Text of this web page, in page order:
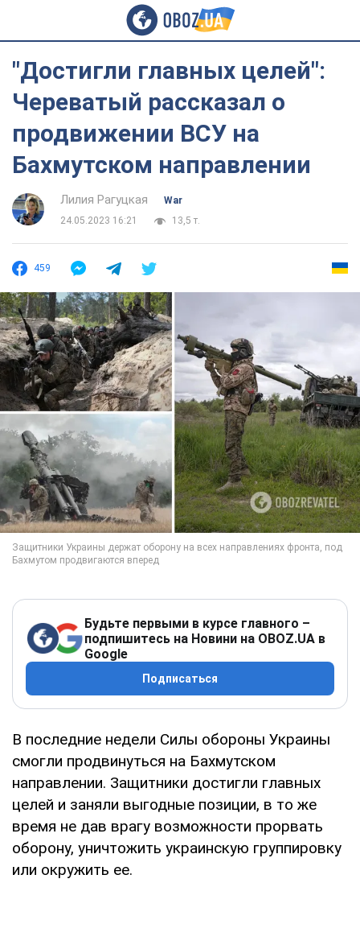
"Достигли главных целей":
Череватый рассказал о
продвижении ВСУ на
Бахмутском направлении
Лилия Рагуцкая
War
24.05.2023 16:21
13,5 т.
459
Будьте первыми в курсе главного –
подпишитесь на Новини на OBOZ.UA в
Google
Подписаться
В последние недели Силы обороны Украины
смогли продвинуться на Бахмутском
направлении. Защитники достигли главных
целей и заняли выгодные позиции, в то же
время не дав врагу возможности прорвать
оборону, уничтожить украинскую группировку
или окружить ее.